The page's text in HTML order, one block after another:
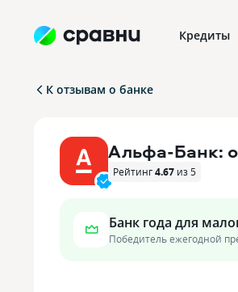
Кредиты
К отзывам о банке
Альфа-Банк:
Рейтинг4.67 из 5
Банк года для
Победитель ежегодной